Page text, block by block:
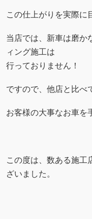
この仕上がりを実際に
当店では、新車は磨か
ィング施工は
行っておりません！
ですので、他店と比べ
お客様の大事なお車を
この度は、数ある施工
ざいました。